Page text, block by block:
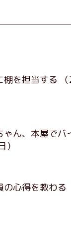
棚を担当する
ゃん、本屋でバ
）
心得を教わる